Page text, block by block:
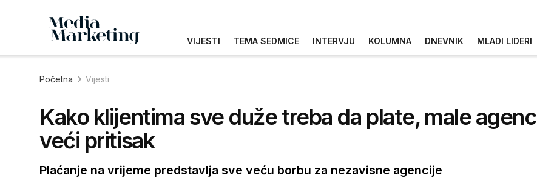
VIJESTI TEMA SEDMICE INTERVJU KOLUMNA DNEVNIK MLADI LIDERI
Početna Vijesti
Kako klijentima sve duže treba da plate, male
veći pritisak
Plaćanje na vrijeme predstavlja sve veću borbu za nezavisne agencije